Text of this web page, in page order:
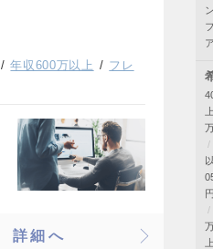
年収600万以上
フレ
詳細へ
上
上